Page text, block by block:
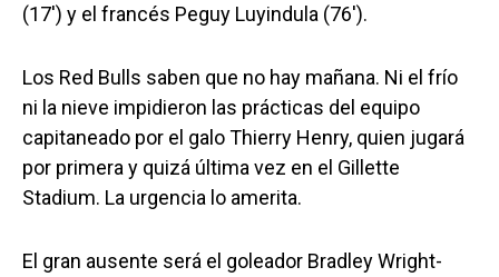
(17′) y el francés Peguy Luyindula (76′).
Los Red Bulls saben que no hay mañana. Ni el frío
ni la nieve impidieron las prácticas del equipo
capitaneado por el galo Thierry Henry, quien jugará
por primera y quizá última vez en el Gillette
Stadium. La urgencia lo amerita.
El gran ausente será el goleador Bradley Wright-